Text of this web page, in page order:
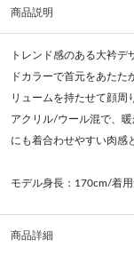
商品説明
トレンド感のある大衿
ドカラーで首元をあた
リュームを持たせて顔周
アクリル/ウール混で、
にも着合わせやすい肉感
モデル身長：170cm/着
商品詳細